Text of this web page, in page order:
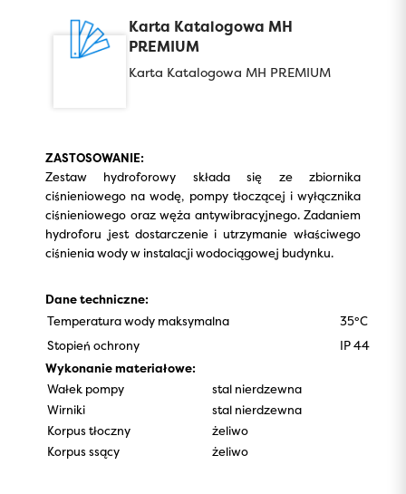
Karta Katalogowa MH
PREMIUM
Karta Katalogowa MH PREMIUM
ZASTOSOWANIE:
Zestaw hydroforowy składa się ze zbiornika
ciśnieniowego na wodę, pompy tłoczącej i wyłącznika
ciśnieniowego oraz węża antywibracyjnego. Zadaniem
hydroforu jest dostarczenie i utrzymanie właściwego
ciśnienia wody w instalacji wodociągowej budynku.
Dane techniczne:
Temperatura wody maksymalna
35°C
Stopień ochrony
IP 44
Wykonanie materiałowe:
Wałek pompy
stal nierdzewna
Wirniki
stal nierdzewna
Korpus tłoczny
żeliwo
Korpus ssący
żeliwo